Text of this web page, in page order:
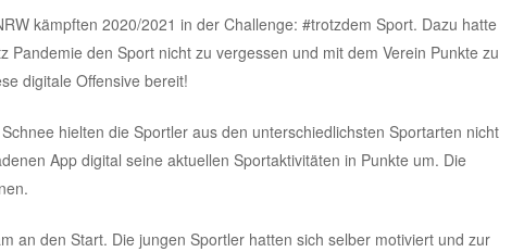
kämpften 2020/2021 in der Challenge: #trotzdem Sport. Dazu hatte
den Sport nicht zu vergessen und mit dem Verein Punkte zu
digitale Offensive bereit!
hielten die Sportler aus den unterschiedlichsten Sportarten nicht
App digital seine aktuellen Sportaktivitäten in Punkte um. Die
an den Start. Die jungen Sportler hatten sich selber motiviert und zur